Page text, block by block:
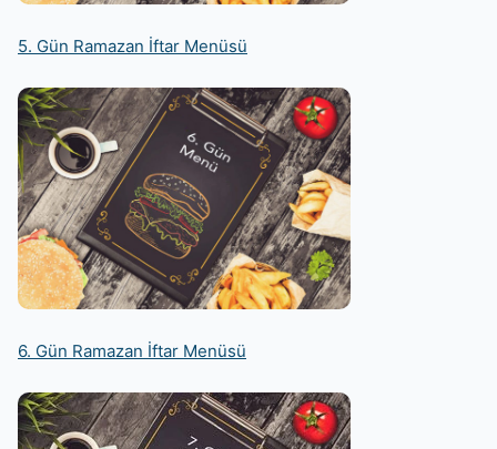
5. Gün Ramazan İftar Menüsü
6. Gün Ramazan İftar Menüsü